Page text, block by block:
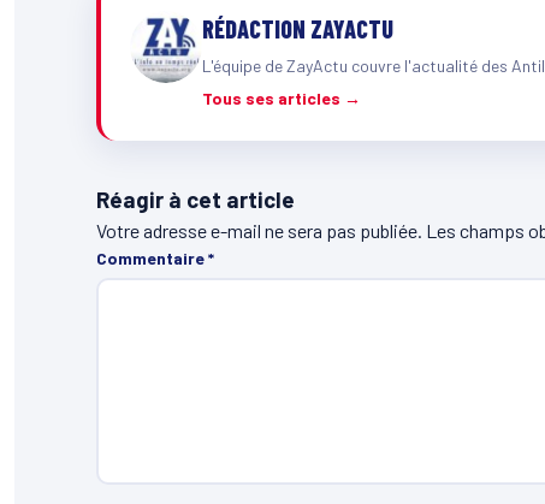
RÉDACTION ZAYACTU
L'équipe de ZayActu couvre l'actualité des
Tous ses articles →
Réagir à cet article
Votre adresse e-mail ne sera pas publiée. Les champs
Commentaire*